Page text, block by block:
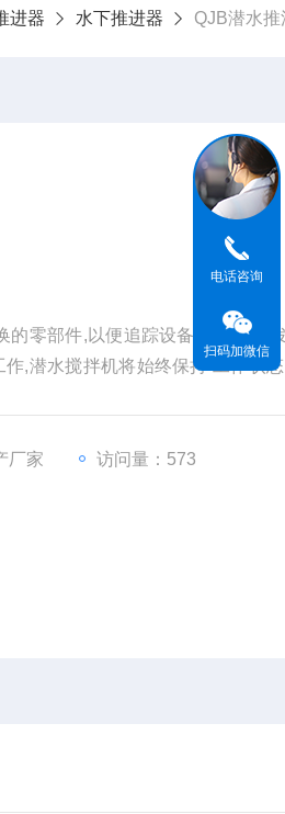
进器 水下推进器 QJB潜水推
的零部件,以便追踪设备状态,及时
,潜水搅拌机将始终保持 工作状
厂家 访问量：573
电话咨询
扫码加微信